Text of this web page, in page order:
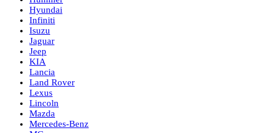
Hyundai
Infiniti
Isuzu
Jaguar
Jeep
KIA
Lancia
Land Rover
Lexus
Lincoln
Mazda
Mercedes-Benz